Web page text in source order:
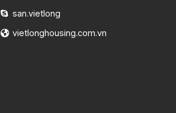
san.vietlong
vietlonghousing.com.vn